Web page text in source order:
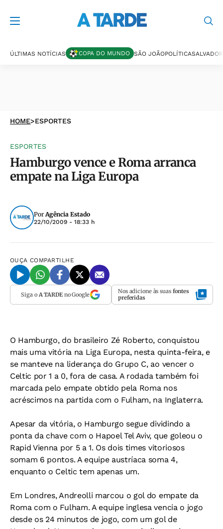
ÚLTIMAS NOTÍCIAS COPA DO MUNDO SÃO JOÃOPOLÍTICASALVADOR
HOME>ESPORTES
ESPORTES
Hamburgo vence e Roma arranca
empate na Liga Europa
PorAgência Estado
22/10/2009 - 18:33 h
OUÇA COMPARTILHE
Siga o A TARDEno Google Nos adicione às suas fontes
preferidas
O Hamburgo, do brasileiro Zé Roberto, conquistou
mais uma vitória na Liga Europa, nesta quinta-feira, e
se manteve na liderança do Grupo C, ao vencer o
Celtic por 1 a 0, fora de casa. A rodada também foi
marcada pelo empate obtido pela Roma nos
acréscimos na partida com o Fulham, na Inglaterra.
Apesar da vitória, o Hamburgo segue dividindo a
ponta da chave com o Hapoel Tel Aviv, que goleou o
Rapid Vienna por 5 a 1. Os dois times vitoriosos
somam 6 pontos. A equipe austríaca soma 4,
enquanto o Celtic tem apenas um.
Em Londres, Andreolli marcou o gol do empate da
Roma com o Fulham. A equipe inglesa vencia o jogo
desde os 24 minutos de jogo, com um gol de